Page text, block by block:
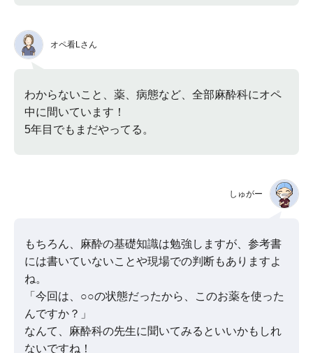
オペ看Lさん
わからないこと、薬、病態など、全部麻酔科にオペ
中に間いています！
5年目でもまだやってる。
しゅがー
もちろん、麻酔の基礎知識は勉強しますが、参考書
には書いていないことや現場での判断もありますよ
ね。
「今回は、○○の状態だったから、このお薬を使った
んですか？」
なんて、麻酔科の先生に聞いてみるといいかもしれ
ないですね！